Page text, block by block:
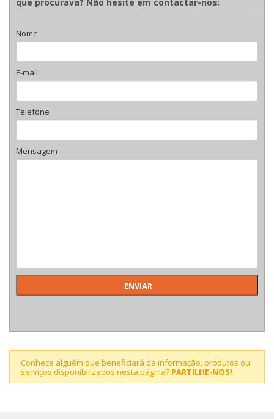
Nome
E-mail
Telefone
Mensagem
Conhece alguém que beneficiará da informação, produtos ou
serviços disponibilizados nesta página? PARTILHE-NOS!